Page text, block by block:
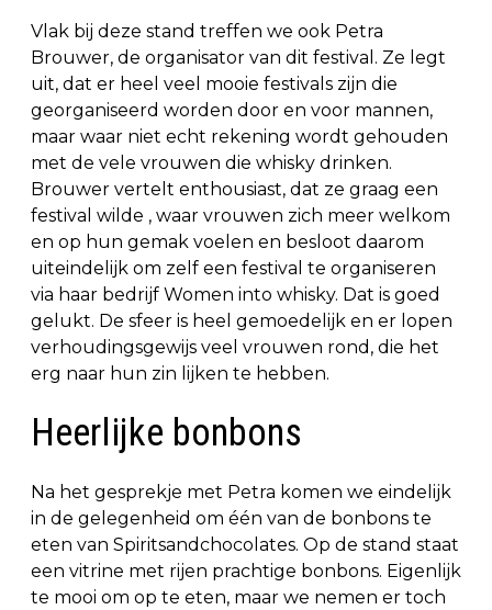
Vlak bij deze stand treffen we ook Petra
Brouwer, de organisator van dit festival. Ze legt
uit, dat er heel veel mooie festivals zijn die
georganiseerd worden door en voor mannen,
maar waar niet echt rekening wordt gehouden
met de vele vrouwen die whisky drinken.
Brouwer vertelt enthousiast, dat ze graag een
festival wilde , waar vrouwen zich meer welkom
en op hun gemak voelen en besloot daarom
uiteindelijk om zelf een festival te organiseren
via haar bedrijf Women into whisky. Dat is goed
gelukt. De sfeer is heel gemoedelijk en er lopen
verhoudingsgewijs veel vrouwen rond, die het
erg naar hun zin lijken te hebben.
Heerlijke bonbons
Na het gesprekje met Petra komen we eindelijk
in de gelegenheid om één van de bonbons te
eten van Spiritsandchocolates. Op de stand staat
een vitrine met rijen prachtige bonbons. Eigenlijk
te mooi om op te eten, maar we nemen er toch